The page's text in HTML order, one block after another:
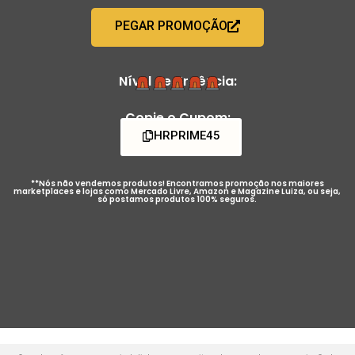
PEGAR PROMOÇÃO
Nível de Urgência:
Copie o Cupom:
HRPRIME45
**Nós não vendemos produtos! Encontramos promoção nos maiores
marketplaces e lojas como Mercado Livre, Amazon e Magazine Luiza, ou seja,
só postamos produtos 100% seguros.